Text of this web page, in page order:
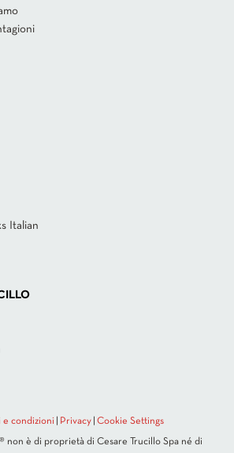
Italian
e condizioni Privacy Cookie Settings
non è di proprietà di Cesare Trucillo Spa né di